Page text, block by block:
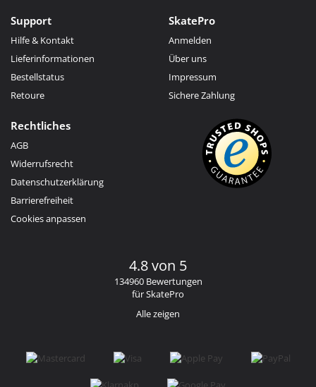
Support
Hilfe & Kontakt
Lieferinformationen
Bestellstatus
Retoure
SkatePro
Anmelden
Über uns
Impressum
Sichere Zahlung
Rechtliches
AGB
Widerrufsrecht
Datenschutzerklärung
Barrierefreiheit
Cookies anpassen
4.8 von 5
134960 Bewertungen
für SkatePro
Alle zeigen